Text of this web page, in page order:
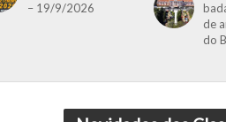
– 19/9/2026
de
do